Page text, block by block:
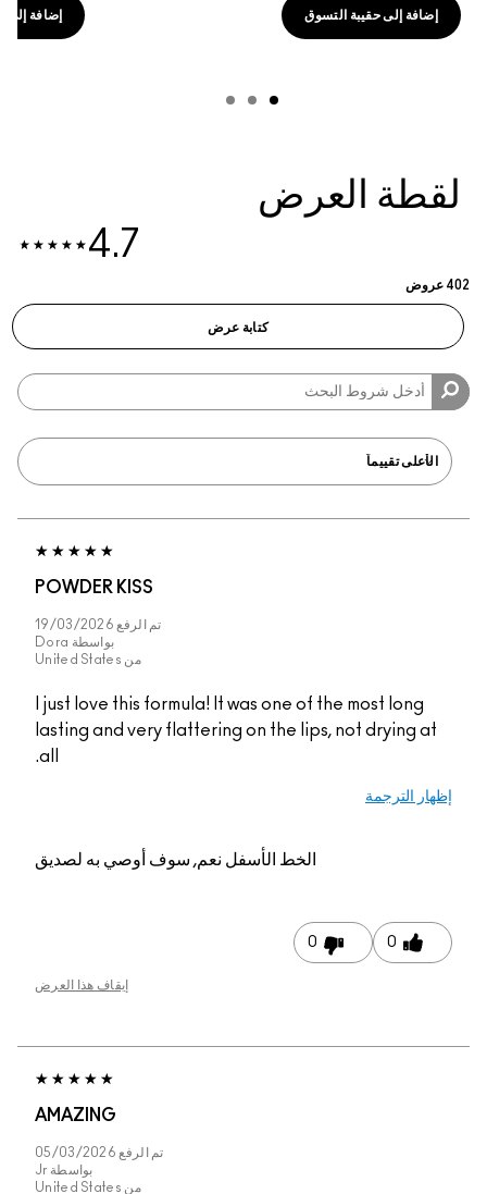
إضافة إلى حقيبة التسوق إضافة إلى
لقطة العرض
4.7
402 عروض
كتابة عرض
POWDER KISS
تم الرفع 19/03/2026
بواسطة Dora
من United States
I just love this formula! It was one of the most long
lasting and very flattering on the lips, not drying at
إظهار الترجمة
الخط الأسفلنعم, سوف أوصي به لصديق
0
0
إيقاف هذا العرض
AMAZING
تم الرفع 05/03/2026
بواسطة Jr
من United States